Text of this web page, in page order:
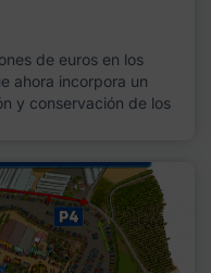
de euros en los
ahora incorpora un
y conservación de los